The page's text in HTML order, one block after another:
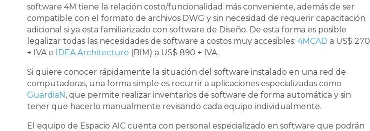
software 4M tiene la relación costo/funcionalidad más conveniente, además de ser
compatible con el formato de archivos DWG y sin necesidad de requerir capacitación
adicional si ya esta familiarizado con software de Diseño. De esta forma es posible
legalizar todas las necesidades de software a costos muy accesibles: 4MCAD a US$ 270
+ IVA e IDEA Architecture (BIM) a US$ 890 + IVA.
Si quiere conocer rápidamente la situación del software instalado en una red de
computadoras, una forma simple es recurrir a aplicaciones especializadas como
GuardiaN, que permite realizar inventarios de software de forma automática y sin
tener que hacerlo manualmente revisando cada equipo individualmente.
El equipo de Espacio AIC cuenta con personal especializado en software que podrán